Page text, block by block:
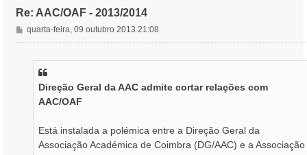
Re: AAC/OAF - 2013/2014
M
e
quarta-feira, 09 outubro 2013 21:08
Direção Geral da AAC admite cortar relações com
AAC/OAF
Está instalada a polémica entre a Direção Geral da
Associação Académica de Coimbra (DG/AAC) e a Associação